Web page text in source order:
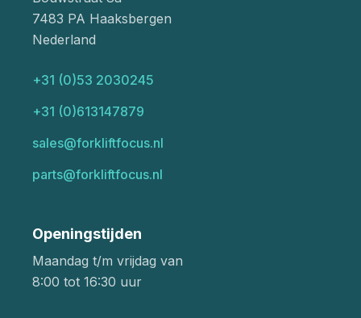
7483 PA Haaksbergen
Nederland
+31 (0)53 2030245
+31 (0)613147879
sales@forkliftfocus.nl
parts@forkliftfocus.nl
Openingstijden
Maandag t/m vrijdag van
8:00 tot 16:30 uur